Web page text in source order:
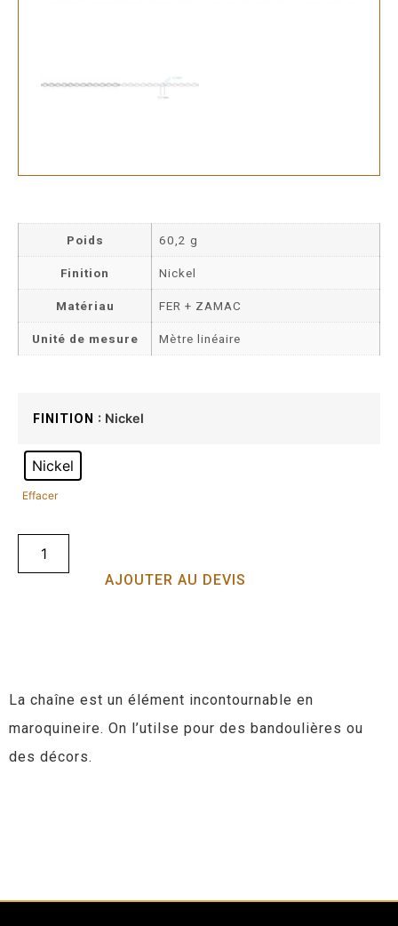
Poids 60,2 g
Finition Nickel
Matériau FER + ZAMAC
Unité de mesure Mètre linéaire
FINITION : Nickel
Nickel
Effacer
AJOUTER AU DEVIS
La chaîne est un élément incontournable en
maroquineire. On l’utilse pour des bandoulières ou
des décors.